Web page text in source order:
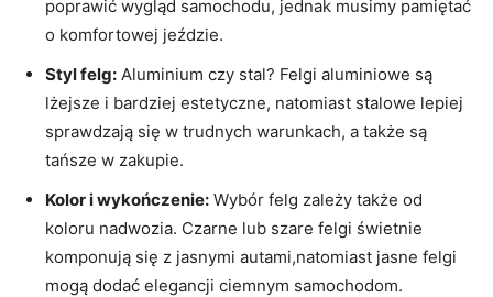
poprawić wygląd ​samochodu, jednak​ musimy pamiętać
o komfortowej jeździe.
Styl felg: Aluminium czy stal? Felgi aluminiowe są
lżejsze i bardziej estetyczne, natomiast⁢ stalowe lepiej
sprawdzają się w ‌trudnych​ warunkach, a także są
tańsze w zakupie.
Kolor​ i wykończenie: Wybór felg zależy także od⁣
koloru nadwozia. Czarne ⁢lub⁣ szare felgi świetnie
komponują się z ‌jasnymi ‌autami,natomiast jasne felgi
mogą dodać ⁢elegancji ⁣ciemnym samochodom.